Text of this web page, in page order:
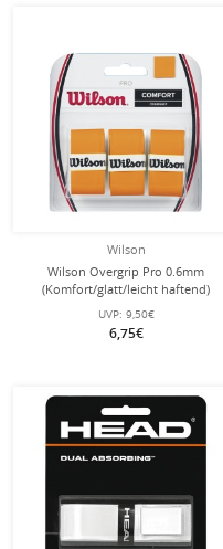
Wilson
Wilson Overgrip Pro 0.6mm
(Komfort/glatt/leicht haftend)
orange 3er
UVP: 9,50€
6,75€